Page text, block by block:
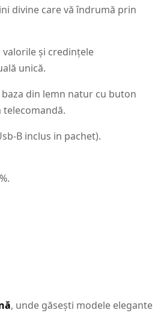
divine care vă îndrumă prin
valorile și credințele
unică.
baza din lemn natur cu buton
B inclus in pachet).
, unde găsești modele elegante